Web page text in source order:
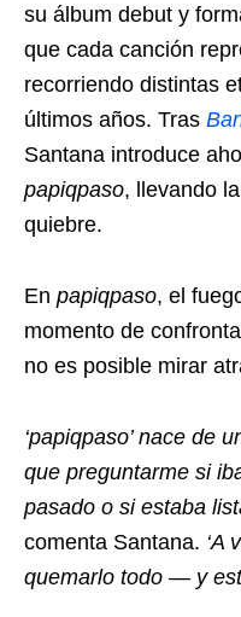
su álbum debut y
que cada canción
recorriendo distintas
últimos años. Tras
Santana introduce
papiqpaso, llevando
quiebre.
En papiqpaso, el
momento de
no es posible mirar
‘papiqpaso’ nace de
que preguntarme si
pasado o si estaba
comenta Santana. ‘A
quemarlo todo — y